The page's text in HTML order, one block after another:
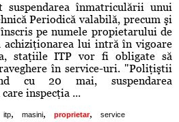
suspendarea înmatriculării unui
Periodică valabilă, precum şi
pe numele propietarului de
lui intră în vigoare
staţiile ITP vor fi obligate să
în service-uri. "Poliţiştii
cu 20 mai, suspendarea
inspecţia ...
itp, masini, proprietar, service